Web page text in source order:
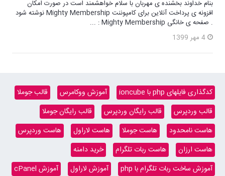
بنام خداوند بخشنده ی مهربان با سلام خواهشمند است در صورت امکان
افزونه ی پرداخت آنلاین برای کامپوننت Mighty Membership نوشته شود
. صفحه ی خانگی Mighty Membership : ...
4 مهر 1399
کدگذاری فایلهای php با ioncube آموزش ووکامرس
قالب جوملا
قالب وردپرس
قالب رایگان وردپرس
قالب رایگان جوملا
هاست نامحدود
هاست جوملا هاست لاراول
هاست وردپرس
هاست ارزان
هاست ربات تلگرام
خرید دامنه
آموزش ساخت ربات تلگرام با php
آموزش لاراول آموزش cPanel